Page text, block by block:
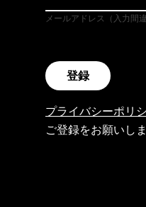
メールアドレス（入力間
登録
プライバシーポリ
ご登録をお願いしま